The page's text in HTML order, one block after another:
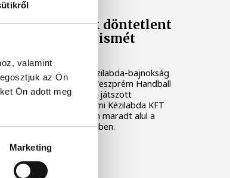
valamint
az Ön
Ön adott meg
Marketing
akadémisták döntetlent
értek el, Élesék ismét
A másodosztályú férfi kézilabda-bajnokság
játéknapján a Veszprém Handball
U21 döntetlent játszott
Debrecenben, a Veszprémi Kézilabda KFT
pedig hazai környezetben maradt alul a
együttesével szemben.